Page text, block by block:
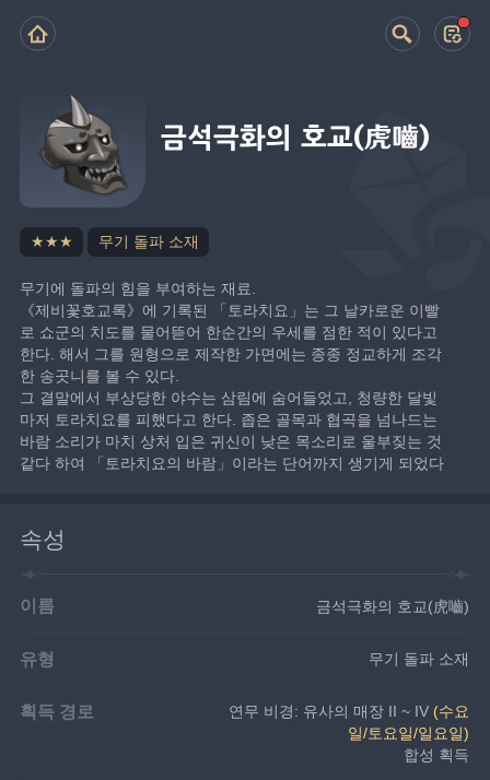
금석극화의 호교(虎嚙)
★★★ 무기 돌파 소재
무기에 돌파의 힘을 부여하는 재료.
《제비꽃호교록》에 기록된 「토라치요」는 그 날카로운 이빨
로 쇼군의 치도를 물어뜯어 한순간의 우세를 점한 적이 있다고
한다. 해서 그를 원형으로 제작한 가면에는 종종 정교하게 조각
한 송곳니를 볼 수 있다.
그 결말에서 부상당한 야수는 삼림에 숨어들었고, 청량한 달빛
마저 토라치요를 피했다고 한다. 좁은 골목과 협곡을 넘나드는
바람 소리가 마치 상처 입은 귀신이 낮은 목소리로 울부짖는 것
같다 하여 「토라치요의 바람」이라는 단어까지 생기게 되었다
속성
이름 금석극화의 호교(虎嚙)
유형 무기 돌파 소재
획득 경로 연무 비경: 유사의 매장 II ~ IV (수요
일/토요일/일요일)
합성 획득